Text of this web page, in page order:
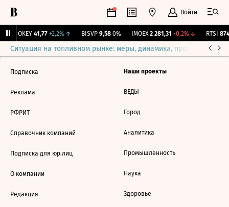
Войти
OKEY 41,77 +2,2%↑ BISVP 9,58 0% IMOEX 2 281,31 -0,2%↓ RTSI
Ситуация на топливном рынке: меры, динамика, прогнозы
Подписка
Реклама
РФРИТ
Справочник компаний
Подписка для юр.лиц
О компании
Редакция
Наши проекты
ВЕДЫ
Город
Аналитика
Промышленность
Наука
Здоровье